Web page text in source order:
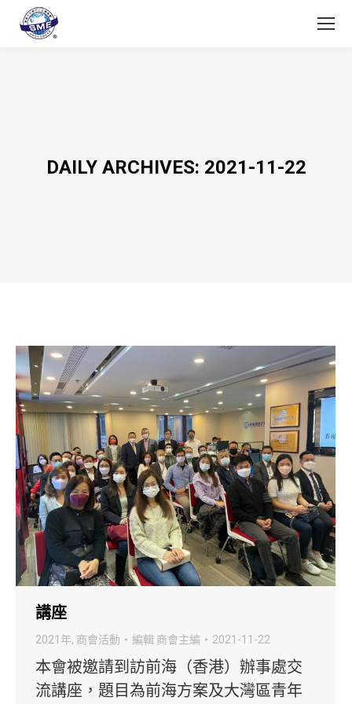
DAILY ARCHIVES: 2021-11-22
講座
2021年, 商會活動 編輯 商會主編 2021-11-22
本會被邀請到訪前海（香港）辦事處交
流講座，題目為前海方案及大灣區青年